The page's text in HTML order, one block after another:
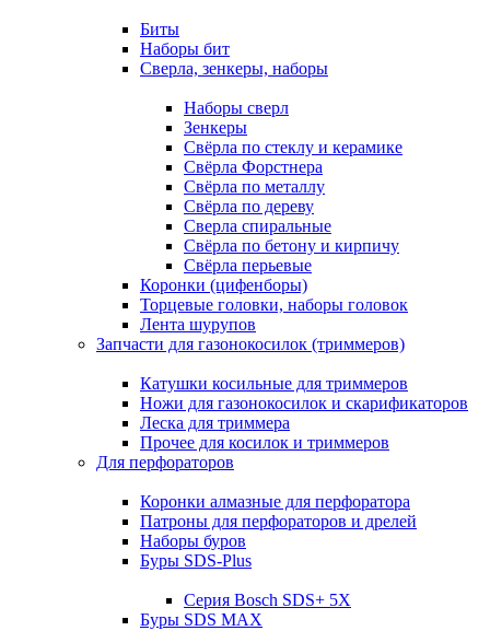
Биты
Наборы бит
Сверла, зенкеры, наборы
Наборы сверл
Зенкеры
Свёрла по стеклу и керамике
Свёрла Форстнера
Свёрла по металлу
Свёрла по дереву
Сверла спиральные
Свёрла по бетону и кирпичу
Свёрла перьевые
Коронки (цифенборы)
Торцевые головки, наборы головок
Лента шурупов
Запчасти для газонокосилок (триммеров)
Катушки косильные для триммеров
Ножи для газонокосилок и скарификаторов
Леска для триммера
Прочее для косилок и триммеров
Для перфораторов
Коронки алмазные для перфоратора
Патроны для перфораторов и дрелей
Наборы буров
Буры SDS-Plus
Серия Bosch SDS+ 5X
Буры SDS MAX